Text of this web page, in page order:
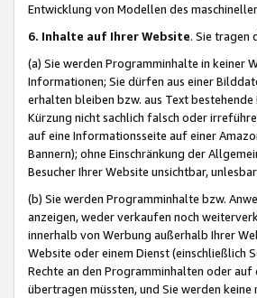
Entwicklung von Modellen des
6. Inhalte auf Ihrer Website. Sie tragen
(a) Sie werden Programminhalte in keiner
Informationen; Sie dürfen aus einer
erhalten bleiben bzw. aus Text
Kürzung nicht sachlich falsch oder
auf eine Informationsseite auf einer
Bannern); ohne Einschränkung der
Besucher Ihrer Website unsichtbar,
(b) Sie werden Programminhalte bzw.
anzeigen, weder verkaufen noch
innerhalb von Werbung außerhalb Ihrer
Website oder einem Dienst (einschließlich
Rechte an den Programminhalten oder
übertragen müssten, und Sie werden